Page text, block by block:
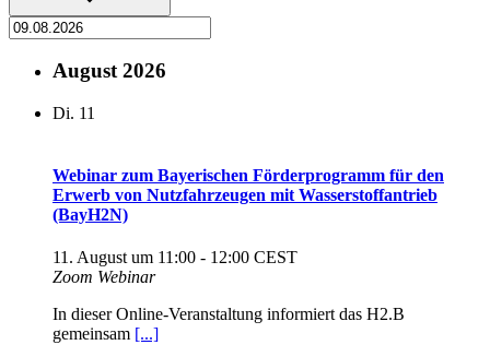
August 2026
Di. 11
Webinar zum Bayerischen Förderprogramm für den
Erwerb von Nutzfahrzeugen mit Wasserstoffantrieb
(BayH2N)
11. August um 11:00 - 12:00 CEST
Zoom Webinar
In dieser Online-Veranstaltung informiert das H2.B
gemeinsam [...]